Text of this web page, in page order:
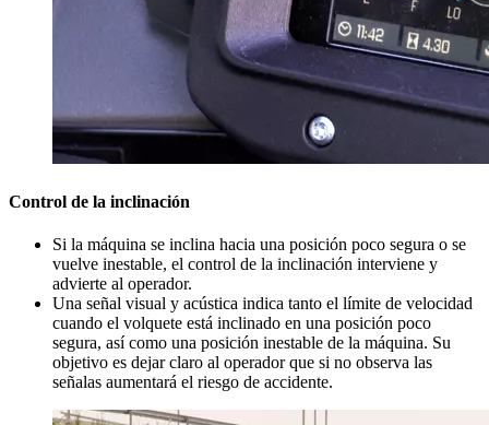
Control de la inclinación
Si la máquina se inclina hacia una posición poco segura o se
vuelve inestable, el control de la inclinación interviene y
advierte al operador.
Una señal visual y acústica indica tanto el límite de velocidad
cuando el volquete está inclinado en una posición poco
segura, así como una posición inestable de la máquina. Su
objetivo es dejar claro al operador que si no observa las
señalas aumentará el riesgo de accidente.